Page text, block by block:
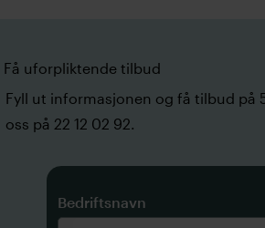
Få uforpliktende tilbud
Fyll ut informasjonen og få tilbud på
oss på 22 12 02 92.
Bedriftsnavn